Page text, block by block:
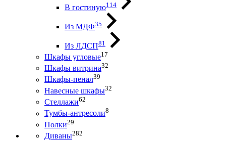
В гостиную114
Из МДФ35
Из ЛДСП81
Шкафы угловые17
Шкафы витрина32
Шкафы-пенал39
Навесные шкафы32
Стеллажи62
Тумбы-антресоли8
Полки29
Диваны282